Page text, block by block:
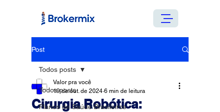
Post
Todos posts
Planos de Saúde Brasileiros
Todos posts
Cirurgia Robótica:
Valor pra você
19 de out. de 2024 6 min de leitura